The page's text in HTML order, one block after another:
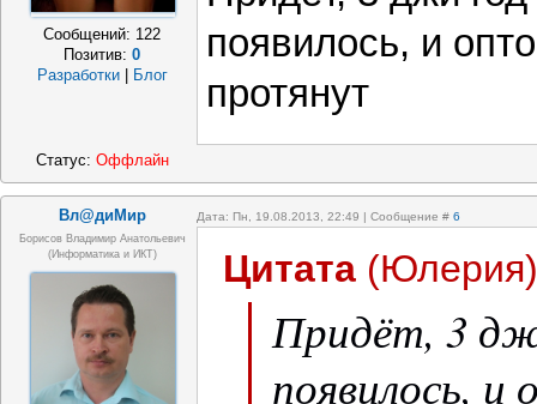
Сообщений: 122
Позитив:0
Разработки
Блог
появилось, и
протянут
Статус: Оффлайн
Вл@диМир Дата: Пн, 19.08.2013, 22:49 | Сообщение # 6
Борисов Владимир Анатольевич
(информатика и ИКТ)
Цитата (Юлерия)
Придёт, 3
появилось, и